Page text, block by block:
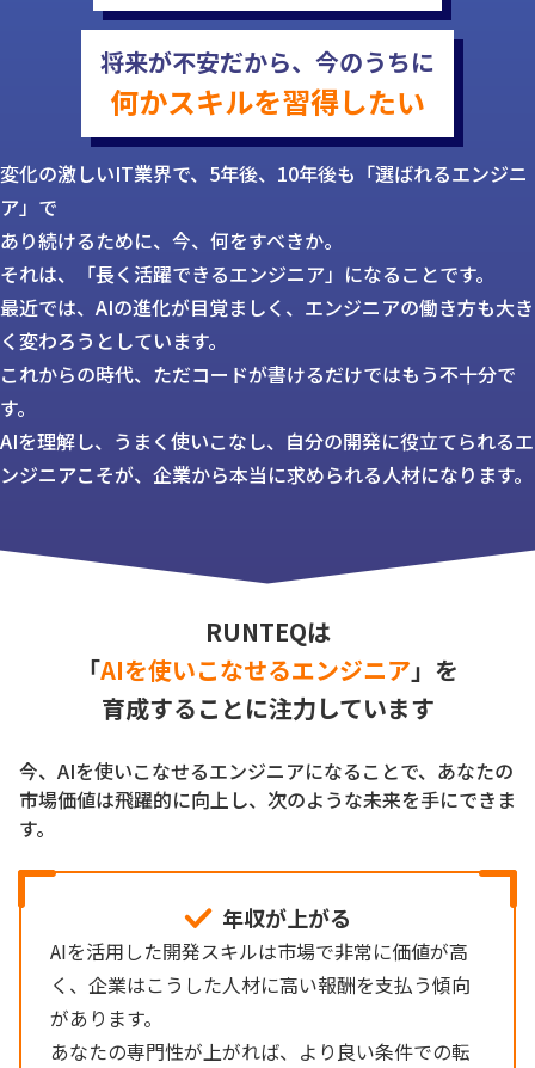
将来が不安だから、 今のうちに
何かスキルを習得したい
変化の激しいIT業界で、5年後、10年後も「選ばれるエンジニ
ア」で
あり続けるために、今、何をすべきか。
それは、「長く活躍できるエンジニア」になることです。
最近では、AIの進化が目覚ましく、エンジニアの働き方も大き
く変わろうとしています。
これからの時代、ただコードが書けるだけではもう不十分で
す。
AIを理解し、うまく使いこなし、自分の開発に役立てられるエ
ンジニアこそが、企業から本当に求められる人材になります。
RUNTEQは
「AIを使いこなせるエンジニア」を
育成することに注力しています
今、AIを使いこなせるエンジニアになることで、あなたの
市場価値は飛躍的に向上し、次のような未来を手にできま
す。
年収が上がる
AIを活用した開発スキルは市場で非常に価値が高
く、企業はこうした人材に高い報酬を支払う傾向
があります。
あなたの専門性が上がれば、より良い条件での転